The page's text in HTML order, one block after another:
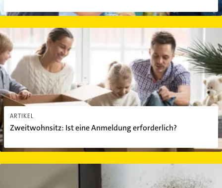
ARTIKEL
Zweitwohnsitz: Ist eine Anmeldung erforderlich?
Zweitwohnsitz: Ist eine Anmeldung erforderlich?